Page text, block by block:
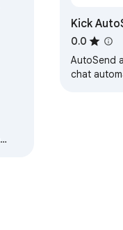
Kick
0.0
AutoSend
chat